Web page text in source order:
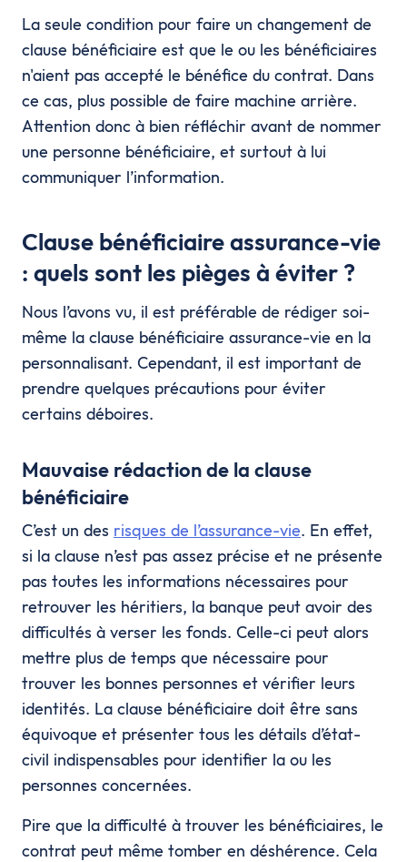
La seule condition pour faire un changement de
clause bénéficiaire est que le ou les bénéficiaires
n'aient pas accepté le bénéfice du contrat. Dans
ce cas, plus possible de faire machine arrière.
Attention donc à bien réfléchir avant de nommer
une personne bénéficiaire, et surtout à lui
communiquer l’information.
Clause bénéficiaire assurance-vie
: quels sont les pièges à éviter ?
Nous l’avons vu, il est préférable de rédiger soi-
même la clause bénéficiaire assurance-vie en la
personnalisant. Cependant, il est important de
prendre quelques précautions pour éviter
certains déboires.
Mauvaise rédaction de la clause
bénéficiaire
C’est un des risques de l’assurance-vie. En effet,
si la clause n’est pas assez précise et ne présente
pas toutes les informations nécessaires pour
retrouver les héritiers, la banque peut avoir des
difficultés à verser les fonds. Celle-ci peut alors
mettre plus de temps que nécessaire pour
trouver les bonnes personnes et vérifier leurs
identités. La clause bénéficiaire doit être sans
équivoque et présenter tous les détails d’état-
civil indispensables pour identifier la ou les
personnes concernées.
Pire que la difficulté à trouver les bénéficiaires, le
contrat peut même tomber en déshérence. Cela